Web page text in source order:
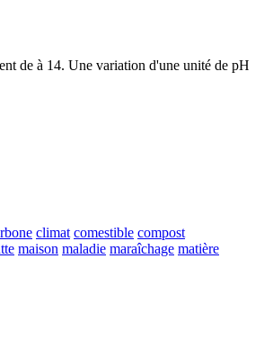
de à 14. Une variation d'une unité de pH
climat comestible compost
maison maladie maraîchage matière